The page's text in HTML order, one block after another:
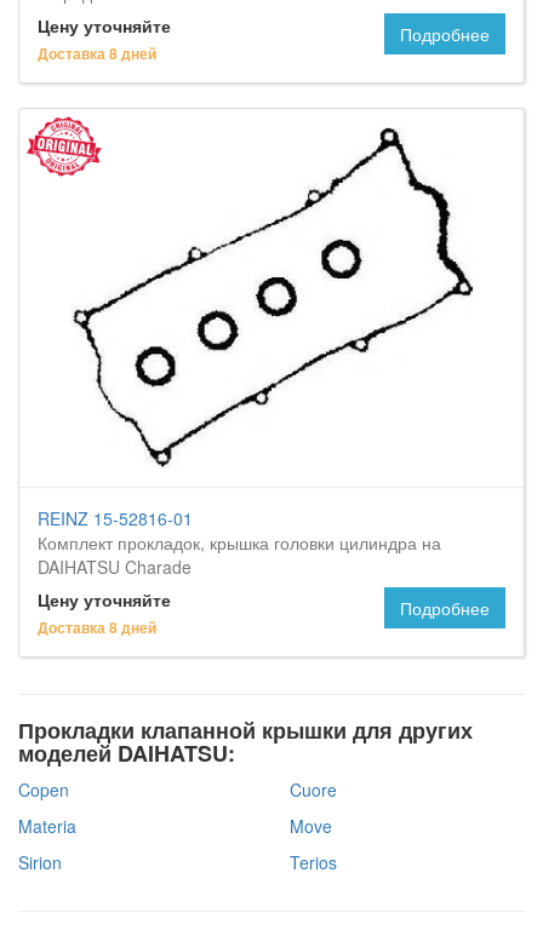
Цену уточняйте
Доставка 8 дней
Подробнее
REINZ 15-52816-01
Комплект прокладок, крышка головки цилиндра на
DAIHATSU Charade
Цену уточняйте
Доставка 8 дней
Подробнее
Прокладки клапанной крышки для других
моделей DAIHATSU:
Copen
Cuore
Materia
Move
Sirion
Terios